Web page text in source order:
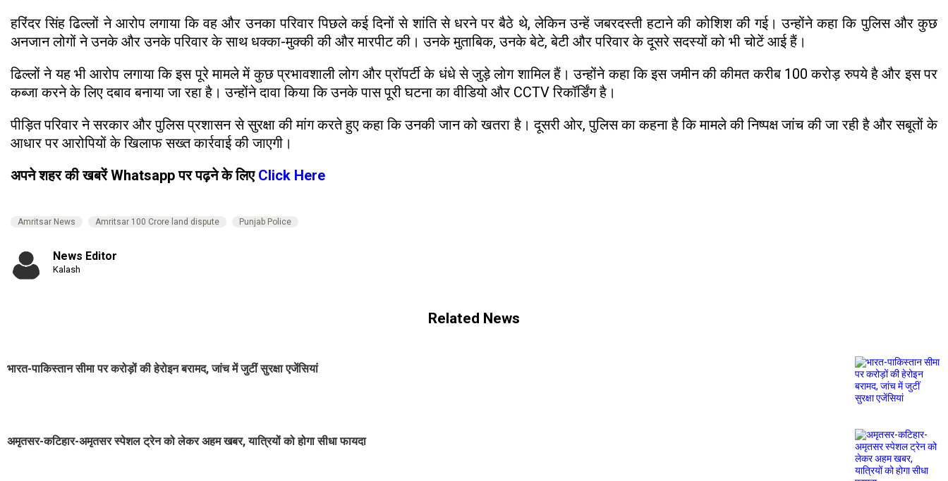
हरिंदर सिंह ढिल्लों ने आरोप लगाया कि वह और उनका परिवार पिछले कई दिनों से शांति से धरने पर बैठे थे, लेकिन उन्हें जबरदस्ती हटाने की कोशिश की गई। उन्होंने कहा कि पुलिस और कुछ
अनजान लोगों ने उनके और उनके परिवार के साथ धक्का-मुक्की की और मारपीट की। उनके मुताबिक, उनके बेटे, बेटी और परिवार के दूसरे सदस्यों को भी चोटें आई हैं।
ढिल्लों ने यह भी आरोप लगाया कि इस पूरे मामले में कुछ प्रभावशाली लोग और प्रॉपर्टी के धंधे से जुड़े लोग शामिल हैं। उन्होंने कहा कि इस जमीन की कीमत करीब 100 करोड़ रुपये है और इस पर
कब्जा करने के लिए दबाव बनाया जा रहा है। उन्होंने दावा किया कि उनके पास पूरी घटना का वीडियो और CCTV रिकॉर्डिंग है।
पीड़ित परिवार ने सरकार और पुलिस प्रशासन से सुरक्षा की मांग करते हुए कहा कि उनकी जान को खतरा है। दूसरी ओर, पुलिस का कहना है कि मामले की निष्पक्ष जांच की जा रही है और सबूतों के
आधार पर आरोपियों के खिलाफ सख्त कार्रवाई की जाएगी।
अपने शहर की खबरें Whatsapp पर पढ़ने के लिए Click Here
Amritsar News Amritsar 100 Crore land dispute Punjab Police
News Editor
Kalash
Related News
भारत-पाकिस्तान सीमा पर करोड़ों की हेरोइन बरामद, जांच में जुटीं सुरक्षा एजेंसियां
अमृतसर-कटिहार-अमृतसर स्पेशल ट्रेन को लेकर अहम खबर, यात्रियों को होगा सीधा फायदा